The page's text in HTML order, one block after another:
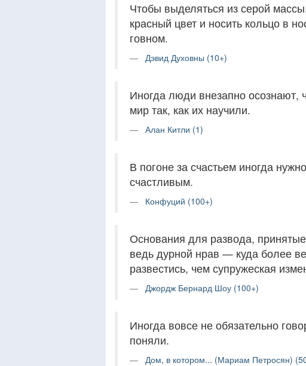
Чтобы выделяться из серой
красный цвет и носить кольцо в
говном.
Дэвид Духовны (10+)
Иногда люди внезапно осознают,
мир так, как их научили.
Алан Китли (1)
В погоне за счастьем иногда
счастливым.
Конфуций (100+)
Основания для развода,
ведь дурной нрав — куда более
развестись, чем супружеская
Джордж Бернард Шоу (100+)
Иногда вовсе не обязательно
поняли.
Дом, в котором... (Мариам Петросян)